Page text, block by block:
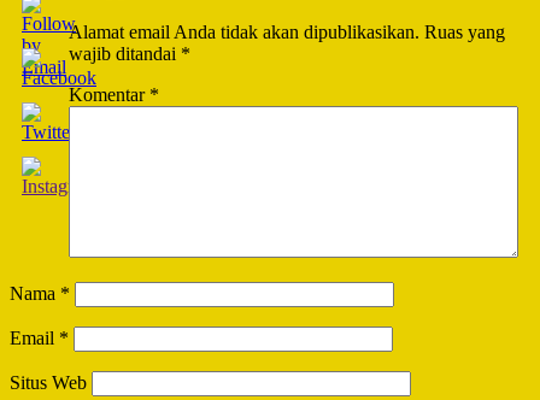
Alamat email Anda tidak akan dipublikasikan. Ruas yang
wajib ditandai *
Komentar *
Nama *
Email *
Situs Web